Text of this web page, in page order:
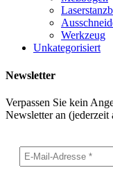
Werkzeug
Unkategorisiert
Newsletter
Verpassen Sie kein
Newsletter an (jederzeit